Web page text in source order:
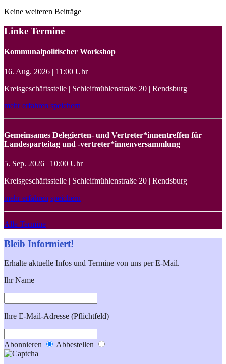
Keine weiteren Beiträge
Linke Termine
Kommunalpolitischer Workshop
16. Aug. 2026 | 11:00 Uhr
Kreisgeschäftsstelle | Schleifmühlenstraße 20 | Rendsburg
mehr erfahren speichern
Gemeinsames Delegierten- und Vertreter*innentreffen für
Landesparteitag und -vertreter*innenversammlung
5. Sep. 2026 | 10:00 Uhr
Kreisgeschäftsstelle | Schleifmühlenstraße 20 | Rendsburg
mehr erfahren speichern
Alle Termine
Bleib Informiert!
Erhalte aktuelle Infos und Termine von uns per E-Mail.
Ihr Name
Ihre E-Mail-Adresse (Pflichtfeld)
Abonnieren Abbestellen